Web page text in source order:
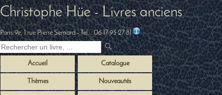
Christophe Hüe - Livres anciens
Paris 9e, 1 rue Pierre Semard- Tel. :06 17 93 27 81
Accueil Catalogue
Thèmes Nouveautés